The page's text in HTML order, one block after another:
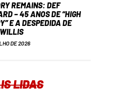
REMAINS: DEF
– 45 ANOS DE “HIGH
E A DESPEDIDA DE
DE 2026
LIDAS